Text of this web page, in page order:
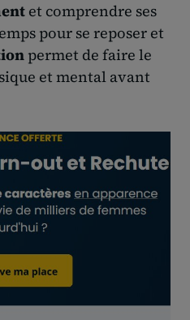
et comprendre ses
pour se reposer et
permet de faire le
et mental avant